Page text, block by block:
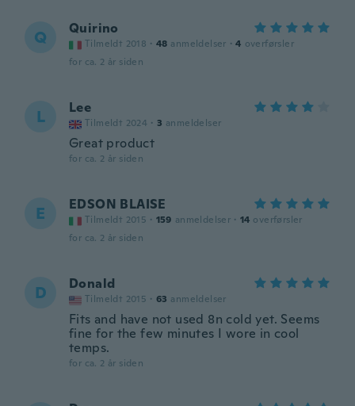
Q Quirino
Tilmeldt 2018 · 48 anmeldelser · 4 overførsler
for ca. 2 år siden
L Lee
Tilmeldt 2024 · 3 anmeldelser
Great product
for ca. 2 år siden
E EDSON BLAISE
Tilmeldt 2015 · 159 anmeldelser · 14 overførsler
for ca. 2 år siden
D Donald
Tilmeldt 2015 · 63 anmeldelser
Fits and have not used 8n cold yet. Seems
fine for the few minutes I wore in cool
temps.
for ca. 2 år siden